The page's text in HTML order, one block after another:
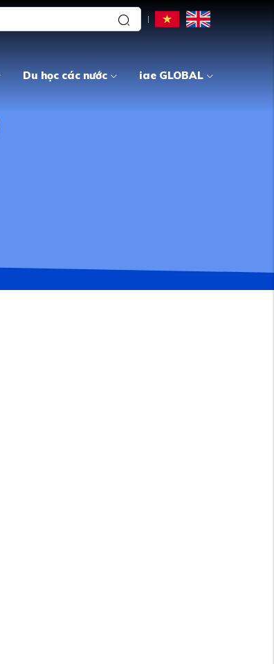
Du học các nước iae GLOBAL